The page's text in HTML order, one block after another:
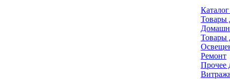
Товары
Товары
Ремонт
Прочее